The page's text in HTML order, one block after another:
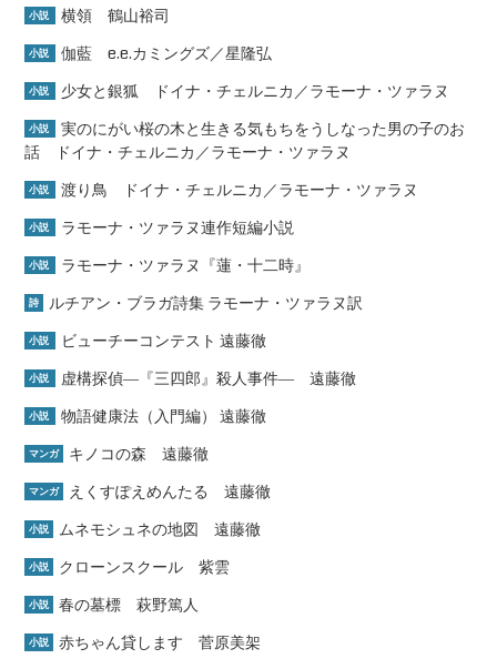
小説 横領 鶴山裕司
小説 伽藍 e.e.カミングズ／星隆弘
小説 少女と銀狐 ドイナ・チェルニカ／ラモーナ・ツァラヌ
小説
実のにがい桜の木と生きる気もちをうしなった男の子のお
話 ドイナ・チェルニカ／ラモーナ・ツァラヌ
小説 渡り鳥 ドイナ・チェルニカ／ラモーナ・ツァラヌ
小説 ラモーナ・ツァラヌ連作短編小説
小説 ラモーナ・ツァラヌ『蓮・十二時』
詩 ルチアン・ブラガ詩集 ラモーナ・ツァラヌ訳
小説 ビューチーコンテスト 遠藤徹
小説 虚構探偵―『三四郎』殺人事件― 遠藤徹
小説 物語健康法（入門編） 遠藤徹
マンガ キノコの森 遠藤徹
マンガ えくすぽえめんたる 遠藤徹
小説 ムネモシュネの地図 遠藤徹
小説 クローンスクール 紫雲
小説 春の墓標 萩野篤人
小説
赤ちゃん貸します 菅原美架